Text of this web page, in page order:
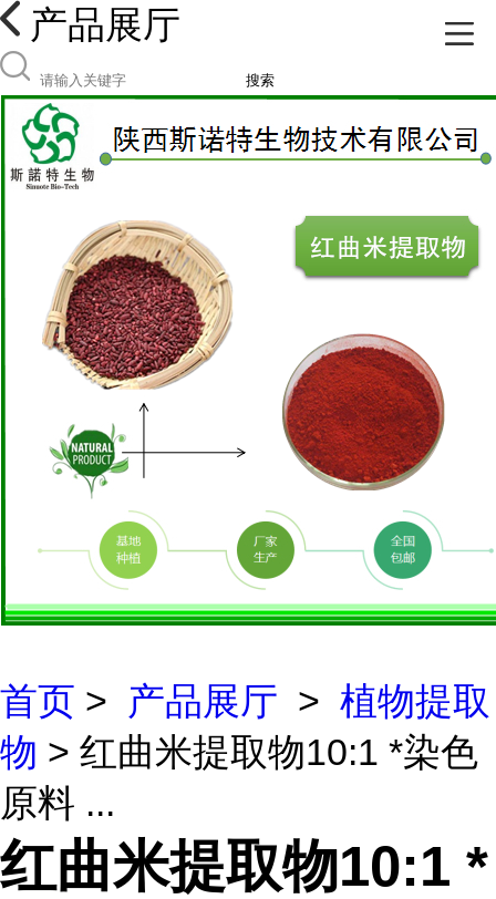
产品展厅
搜索
首页 > 产品展厅 > 植物提取
物 > 红曲米提取物10:1 *染色
原料 ...
红曲米提取物10:1 *